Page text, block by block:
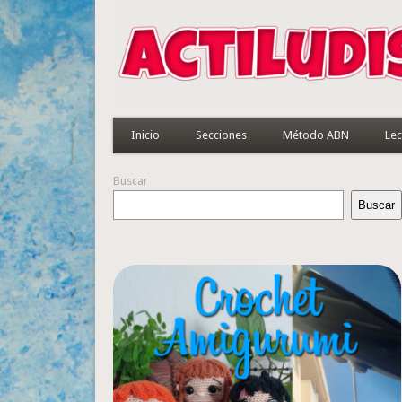
Inicio Secciones Método ABN
Buscar
Buscar